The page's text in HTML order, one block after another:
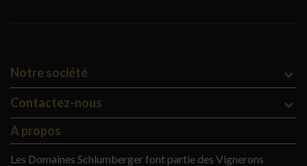
Notre société
Contactez-nous
A propos
Les Domaines Schlumberger font partie des Vignerons